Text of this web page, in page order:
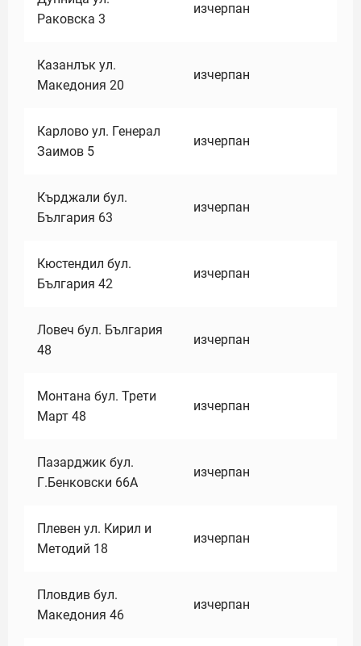
Раковска 3
изчерпан
Казанлък ул.
Македония 20
изчерпан
Карлово ул. Генерал
Заимов 5
изчерпан
Кърджали бул.
България 63
изчерпан
Кюстендил бул.
България 42
изчерпан
Ловеч бул. България
48
изчерпан
Монтана бул. Трети
Март 48
изчерпан
Пазарджик бул.
Г.Бенковски 66А
изчерпан
Плевен ул. Кирил и
Методий 18
изчерпан
Пловдив бул.
Македония 46
изчерпан